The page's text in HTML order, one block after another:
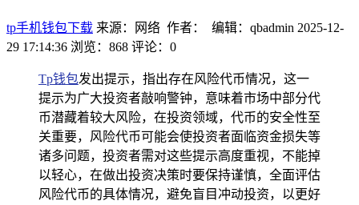
tp手机钱包下载 来源：网络 作者： 编辑：qbadmin 2025-12-
29 17:14:36 浏览：868 评论：0
Tp钱包发出提示，指出存在风险代币情况，这一
提示为广大投资者敲响警钟，意味着市场中部分代
币潜藏着较大风险，在投资领域，代币的安全性至
关重要，风险代币可能会使投资者面临资金损失等
诸多问题，投资者需对这些提示高度重视，不能掉
以轻心，在做出投资决策时要保持谨慎，全面评估
风险代币的具体情况，避免盲目冲动投资，以更好